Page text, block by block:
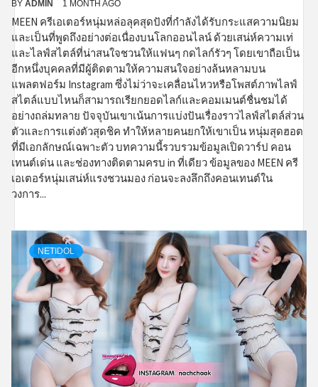
BY ADMIN 1 MONTH AGO
MEEN ครีเอเตอร์หนุ่มหล่อลุคสุดปังที่กำลังได้รับกระแสความนิยม
และเป็นที่พูดถึงอย่างต่อเนื่องบนโลกออนไลน์ ด้วยเสน่ห์ความเท่
และไลฟ์สไตล์ที่น่าสนใจชวนให้แฟนๆ กดไลก์รัวๆ โดยเขาถือเป็น
อีกหนึ่งบุคคลที่มีผู้ติดตามให้ความสนใจอย่างล้นหลามบน
แพลตฟอร์ม Instagram ซึ่งไม่ว่าจะเคลื่อนไหวหรือโพสต์ภาพไลฟ์
สไตล์แบบไหนก็สามารถเรียกยอดไลก์และคอมเมนต์ชื่นชมได้
อย่างถล่มทลาย ปัจจุบันเขาเน้นการแบ่งปันเรื่องราวไลฟ์สไตล์ส่วน
ตัวและการแต่งตัวสุดชิค ทำให้หลายคนยกให้เขาเป็น หนุ่มสุดฮอต
ที่มีเอกลักษณ์เฉพาะตัว บทความนี้รวบรวมข้อมูลเปิดวาร์ป คอน
เทนต์เด่น และช่องทางติดตามครบ in ที่เดียว ข้อมูลของ MEEN ครี
เอเตอร์หนุ่มเสน่ห์แรงชวนมอง ก่อนจะลงลึกถึงคอนเทนต์ใน
วงการ...
NETIDOL